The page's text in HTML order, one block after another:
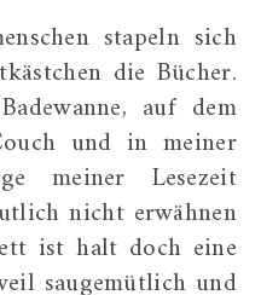
die Bücher.
auf dem
und in meiner
meiner Lesezeit
nicht erwähnen
ist halt doch eine
saugemütlich und